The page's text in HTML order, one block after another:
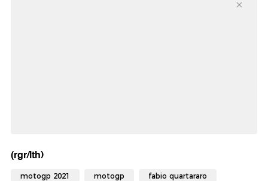
(rgr/lth)
motogp 2021 motogp fabio quartararo